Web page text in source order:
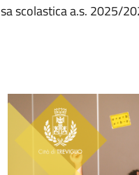
scolastica a.s. 2025/